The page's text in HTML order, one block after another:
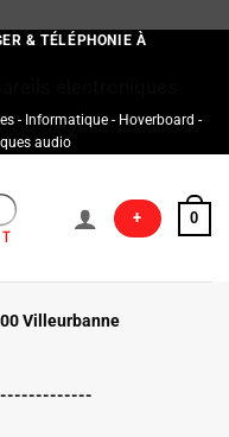
& TÉLÉPHONIE À
- Informatique - Hoverboard -
audio
+ 0
Villeurbanne